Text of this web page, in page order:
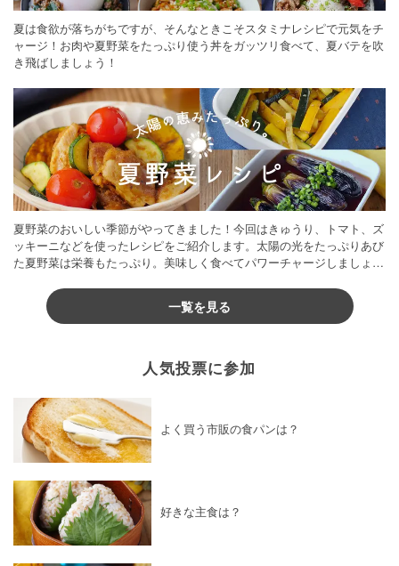
夏は食欲が落ちがちですが、そんなときこそスタミナレシピで元気をチ
ャージ！お肉や夏野菜をたっぷり使う丼をガッツリ食べて、夏バテを吹
き飛ばしましょう！
夏野菜のおいしい季節がやってきました！今回はきゅうり、トマト、ズ
ッキーニなどを使ったレシピをご紹介します。太陽の光をたっぷりあび
た夏野菜は栄養もたっぷり。美味しく食べてパワーチャージしましょう
一覧を見る
人気投票に参加
よく買う市販の食パンは？
好きな主食は？